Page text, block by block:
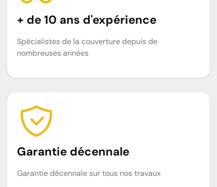
+ de 10 ans d'expérience
Spécialistes de la couverture depuis de
nombreuses années
Garantie décennale
Garantie décennale sur tous nos travaux